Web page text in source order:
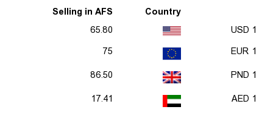
Country
Selling in AFS
1 USD
65.80
1 EUR
75
1 PND
86.50
1 AED
17.41